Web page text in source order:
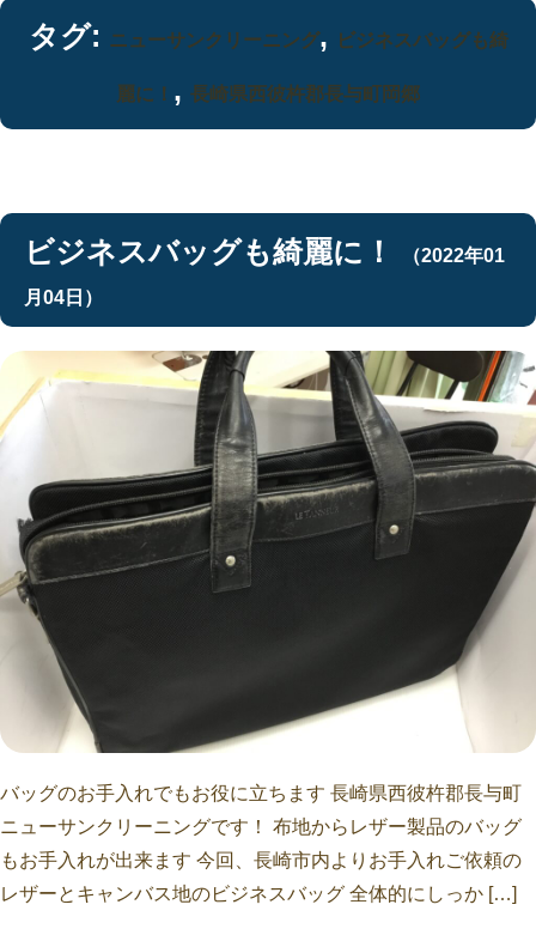
タグ: ニューサンクリーニング, ビジネスバッグも綺
麗に！ , 長崎県西彼杵郡長与町岡郷
ビジネスバッグも綺麗に！ （2022年01
月04日）
バッグのお手入れでもお役に立ちます 長崎県西彼杵郡長与町
ニューサンクリーニングです！ 布地からレザー製品のバッグ
もお手入れが出来ます 今回、長崎市内よりお手入れご依頼の
レザーとキャンバス地のビジネスバッグ 全体的にしっか […]